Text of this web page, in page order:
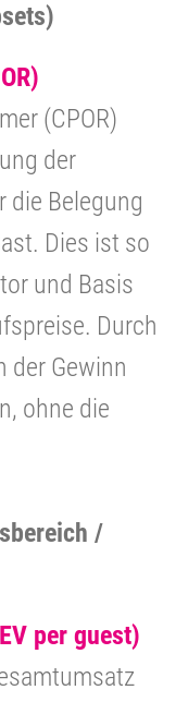
(CPOR)
der
Belegung
Dies ist so
und Basis
Durch
der Gewinn
ohne die
/
per guest)